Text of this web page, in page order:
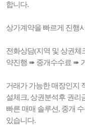
합니다.
상가계약을 빠르게 진행
전화상담(지역 및 상권체
약진행 ➠ 중개수수료 ➠
거래가 가능한 매장인지
설체크, 상권분석후 권리
빠른 매매 솔루션, 중개
있습니다.